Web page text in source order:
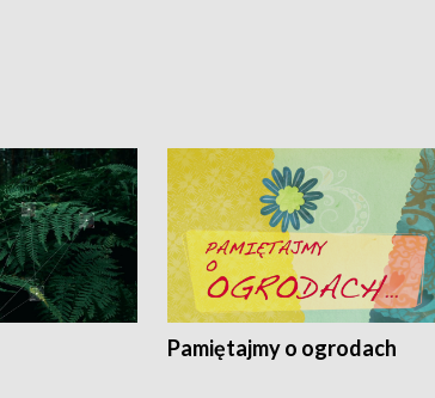
Pamiętajmy o ogrodach